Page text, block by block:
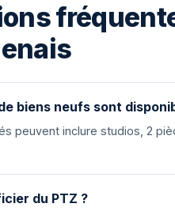
biens neufs sont
peuvent inclure studios, 2
du PTZ ?